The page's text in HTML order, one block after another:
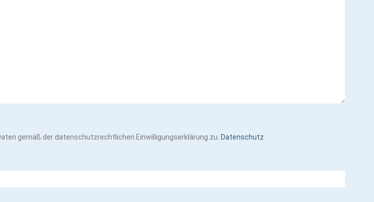
gemäß der datenschutzrechtlichen Einwilligungserklärung zu. Datenschutz